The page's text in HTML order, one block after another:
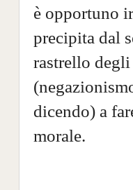
è opportuno
precipita dal
rastrello
dicendo) a
morale.